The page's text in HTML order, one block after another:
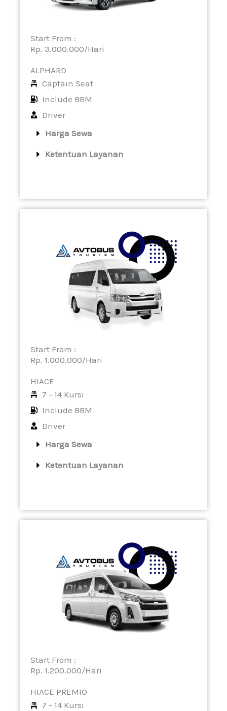
Start From :
Rp. 3.000.000/Hari
ALPHARD
Captain Seat
Include BBM
Driver
Harga Sewa
Ketentuan Layanan
Start From :
Rp. 1.000.000/Hari
HIACE
7 - 14 Kursi
Include BBM
Driver
Harga Sewa
Ketentuan Layanan
Start From :
Rp. 1.200.000/Hari
HIACE PREMIO
7 - 14 Kursi